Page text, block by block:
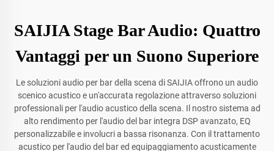
SAIJIA Stage Bar Audio: Quattro
Vantaggi per un Suono Superiore
Le soluzioni audio per bar della scena di SAIJIA offrono un audio
scenico acustico e un'accurata regolazione attraverso soluzioni
professionali per l'audio acustico della scena. Il nostro sistema ad
alto rendimento per l'audio del bar integra DSP avanzato, EQ
personalizzabile e involucri a bassa risonanza. Con il trattamento
acustico per l'audio del bar ed equipaggiamento acusticamente